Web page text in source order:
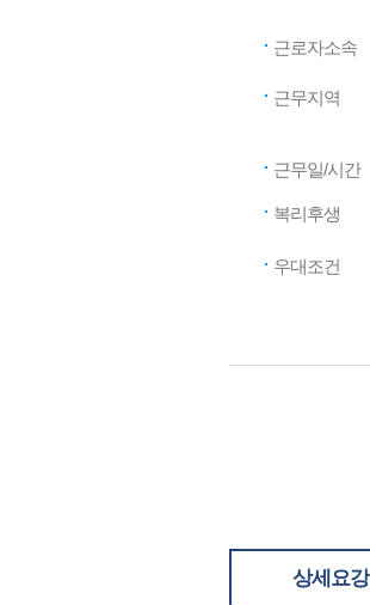
근로자소속
근무지역
근무일/시간
복리후생
우대조건
상세요강